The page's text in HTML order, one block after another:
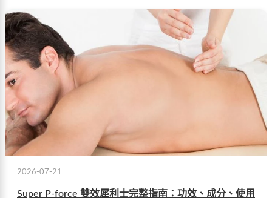
2026-07-21
Super P-force 雙效犀利士完整指南：功效、成分、使用